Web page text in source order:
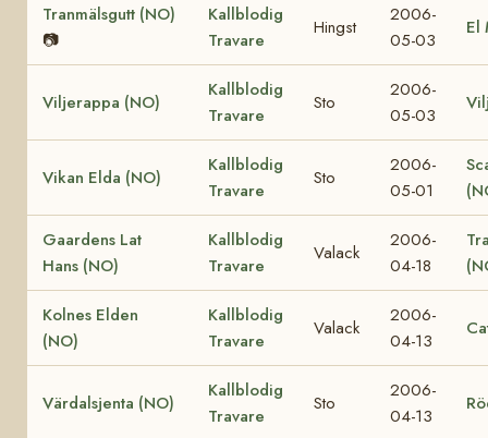
Tranmälsgutt (NO)
📷
Kallblodig
Travare
Hingst
2006-
05-03
El
Viljerappa (NO)
Kallblodig
Travare
Sto
2006-
05-03
Vikan Elda (NO)
Kallblodig
Travare
Sto
2006-
05-01
Gaardens Lat
Hans (NO)
Kallblodig
Travare
Valack
2006-
04-18
Kolnes Elden
(NO)
Kallblodig
Travare
Valack
2006-
04-13
Värdalsjenta (NO)
Kallblodig
Travare
Sto
2006-
04-13